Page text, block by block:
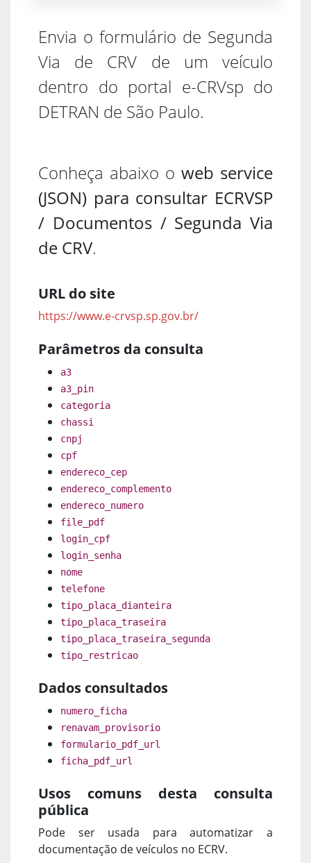
Envia o formulário de Segunda
Via de CRV de um veículo
dentro do portal e-CRVsp do
DETRAN de São Paulo.
Conheça abaixo o web service
(JSON) para consultar ECRVSP
/ Documentos / Segunda Via
de CRV.
URL do site
https://www.e-crvsp.sp.gov.br/
Parâmetros da consulta
a3
a3_pin
categoria
chassi
cnpj
cpf
endereco_cep
endereco_complemento
endereco_numero
file_pdf
login_cpf
login_senha
nome
telefone
tipo_placa_dianteira
tipo_placa_traseira
tipo_placa_traseira_segunda
tipo_restricao
Dados consultados
numero_ficha
renavam_provisorio
formulario_pdf_url
ficha_pdf_url
Usos comuns desta consulta
pública
Pode ser usada para automatizar a
documentação de veículos no ECRV.